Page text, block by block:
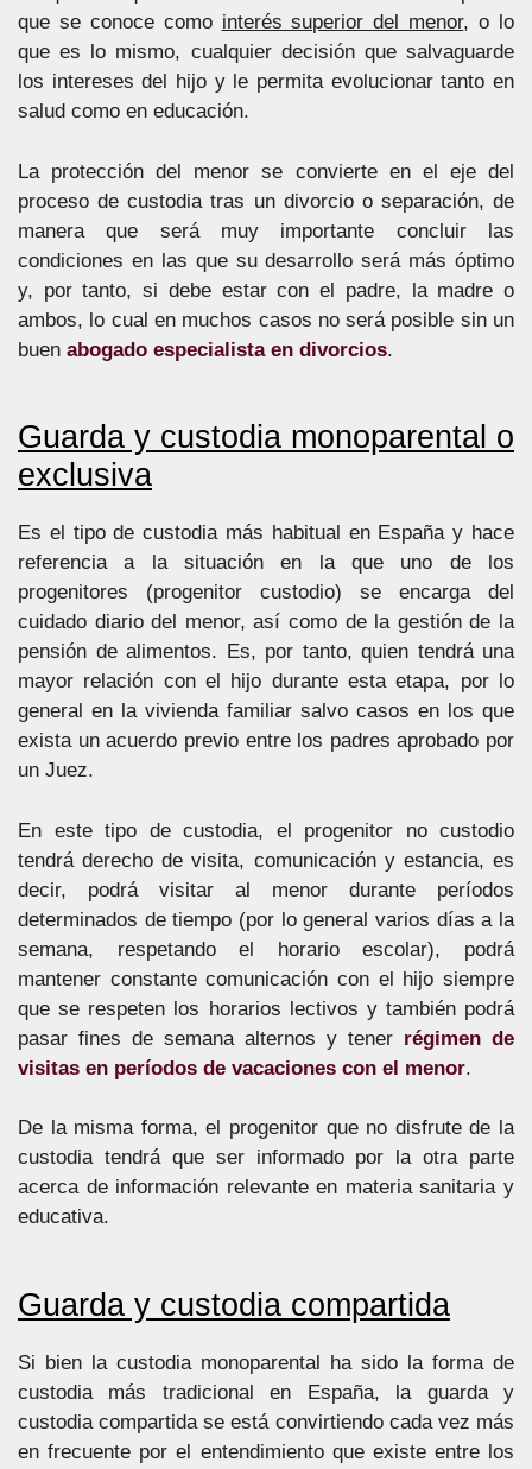
que se conoce como interés superior del menor, o lo
que es lo mismo, cualquier decisión que salvaguarde
los intereses del hijo y le permita evolucionar tanto en
salud como en educación.
La protección del menor se convierte en el eje del
proceso de custodia tras un divorcio o separación, de
manera que será muy importante concluir las
condiciones en las que su desarrollo será más óptimo
y, por tanto, si debe estar con el padre, la madre o
ambos, lo cual en muchos casos no será posible sin un
buen abogado especialista en divorcios.
Guarda y custodia monoparental o
exclusiva
Es el tipo de custodia más habitual en España y hace
referencia a la situación en la que uno de los
progenitores (progenitor custodio) se encarga del
cuidado diario del menor, así como de la gestión de la
pensión de alimentos. Es, por tanto, quien tendrá una
mayor relación con el hijo durante esta etapa, por lo
general en la vivienda familiar salvo casos en los que
exista un acuerdo previo entre los padres aprobado por
un Juez.
En este tipo de custodia, el progenitor no custodio
tendrá derecho de visita, comunicación y estancia, es
decir, podrá visitar al menor durante períodos
determinados de tiempo (por lo general varios días a la
semana, respetando el horario escolar), podrá
mantener constante comunicación con el hijo siempre
que se respeten los horarios lectivos y también podrá
pasar fines de semana alternos y tener régimen de
visitas en períodos de vacaciones con el menor.
De la misma forma, el progenitor que no disfrute de la
custodia tendrá que ser informado por la otra parte
acerca de información relevante en materia sanitaria y
educativa.
Guarda y custodia compartida
Si bien la custodia monoparental ha sido la forma de
custodia más tradicional en España, la guarda y
custodia compartida se está convirtiendo cada vez más
en frecuente por el entendimiento que existe entre los